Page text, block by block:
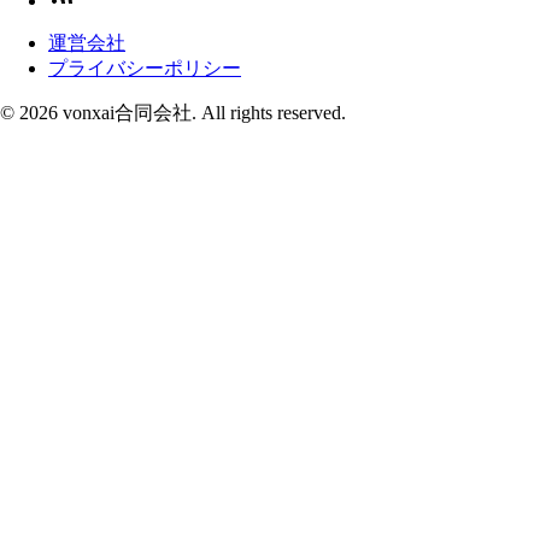
運営会社
プライバシーポリシー
© 2026 vonxai合同会社. All rights reserved.